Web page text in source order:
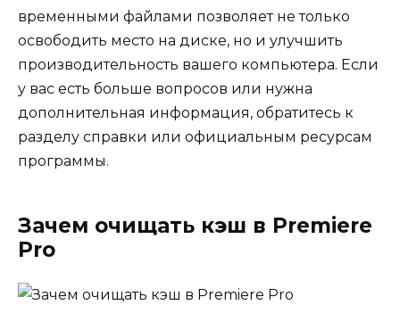
временными файлами позволяет не только
освободить место на диске, но и улучшить
производительность вашего компьютера. Если
у вас есть больше вопросов или нужна
дополнительная информация, обратитесь к
разделу справки или официальным ресурсам
программы.
Зачем очищать кэш в Premiere
Pro